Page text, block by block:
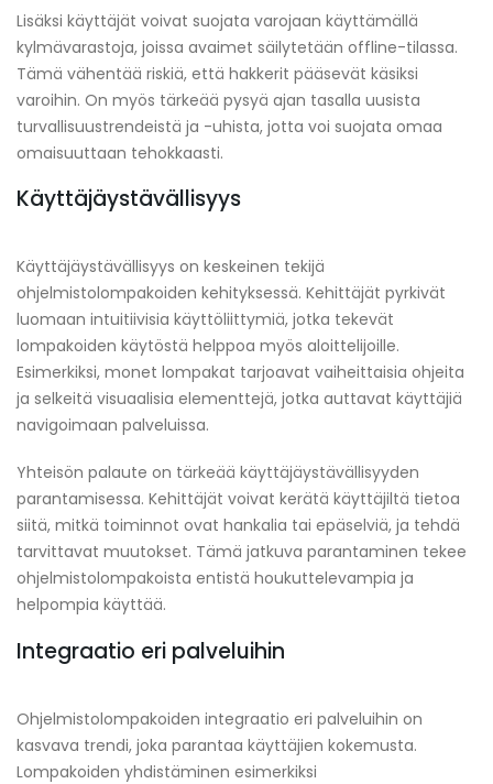
Lisäksi käyttäjät voivat suojata varojaan käyttämällä
kylmävarastoja, joissa avaimet säilytetään offline-tilassa.
Tämä vähentää riskiä, että hakkerit pääsevät käsiksi
varoihin. On myös tärkeää pysyä ajan tasalla uusista
turvallisuustrendeistä ja -uhista, jotta voi suojata omaa
omaisuuttaan tehokkaasti.
Käyttäjäystävällisyys
Käyttäjäystävällisyys on keskeinen tekijä
ohjelmistolompakoiden kehityksessä. Kehittäjät pyrkivät
luomaan intuitiivisia käyttöliittymiä, jotka tekevät
lompakoiden käytöstä helppoa myös aloittelijoille.
Esimerkiksi, monet lompakat tarjoavat vaiheittaisia ohjeita
ja selkeitä visuaalisia elementtejä, jotka auttavat käyttäjiä
navigoimaan palveluissa.
Yhteisön palaute on tärkeää käyttäjäystävällisyyden
parantamisessa. Kehittäjät voivat kerätä käyttäjiltä tietoa
siitä, mitkä toiminnot ovat hankalia tai epäselviä, ja tehdä
tarvittavat muutokset. Tämä jatkuva parantaminen tekee
ohjelmistolompakoista entistä houkuttelevampia ja
helpompia käyttää.
Integraatio eri palveluihin
Ohjelmistolompakoiden integraatio eri palveluihin on
kasvava trendi, joka parantaa käyttäjien kokemusta.
Lompakoiden yhdistäminen esimerkiksi